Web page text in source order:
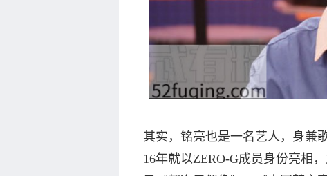
其实，铭亮也是一名艺人，身兼
16年就以ZERO-G成员身份亮相